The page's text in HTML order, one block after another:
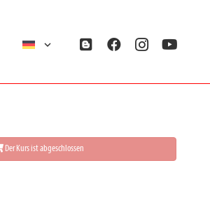
Der Kurs ist abgeschlossen